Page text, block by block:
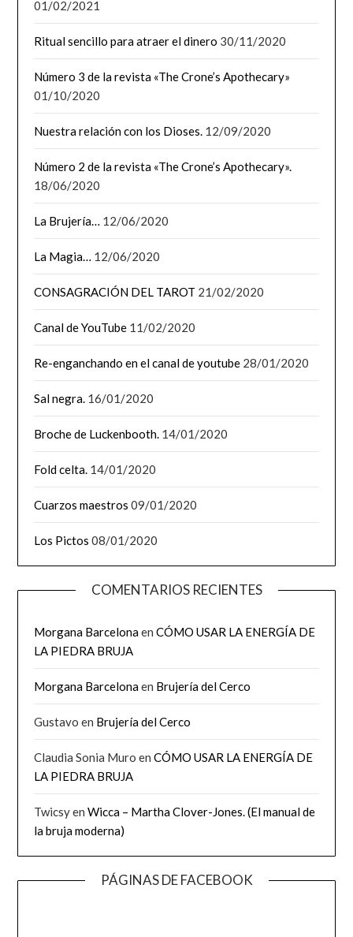
01/02/2021
Ritual sencillo para atraer el dinero 30/11/2020
Número 3 de la revista «The Crone’s Apothecary»
01/10/2020
Nuestra relación con los Dioses. 12/09/2020
Número 2 de la revista «The Crone’s Apothecary».
18/06/2020
La Brujería… 12/06/2020
La Magia… 12/06/2020
CONSAGRACIÓN DEL TAROT 21/02/2020
Canal de YouTube 11/02/2020
Re-enganchando en el canal de youtube 28/01/2020
Sal negra. 16/01/2020
Broche de Luckenbooth. 14/01/2020
Fold celta. 14/01/2020
Cuarzos maestros 09/01/2020
Los Pictos 08/01/2020
COMENTARIOS RECIENTES
Morgana BarcelonaenCÓMO USAR LA ENERGÍA DE
LA PIEDRA BRUJA
Morgana Barcelonaen Brujería del Cerco
Gustavo en Brujería del Cerco
Claudia Sonia Muro enCÓMO USAR LA ENERGÍA DE
LA PIEDRA BRUJA
TwicsyenWicca – Martha Clover-Jones. (El manual de
la bruja moderna)
PÁGINAS DE FACEBOOK